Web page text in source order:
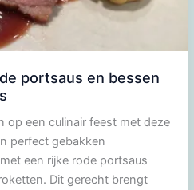
portsaus en bessen
op een culinair feest met deze
perfect gebakken
een rijke rode portsaus
Dit gerecht brengt